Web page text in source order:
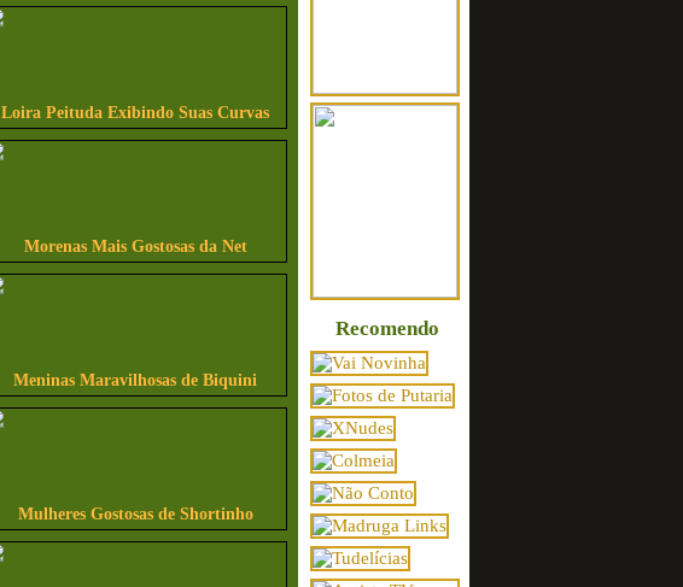
Loira Peituda Exibindo Suas Curvas
Morenas Mais Gostosas da Net
Meninas Maravilhosas de Biquini
Mulheres Gostosas de Shortinho
Recomendo